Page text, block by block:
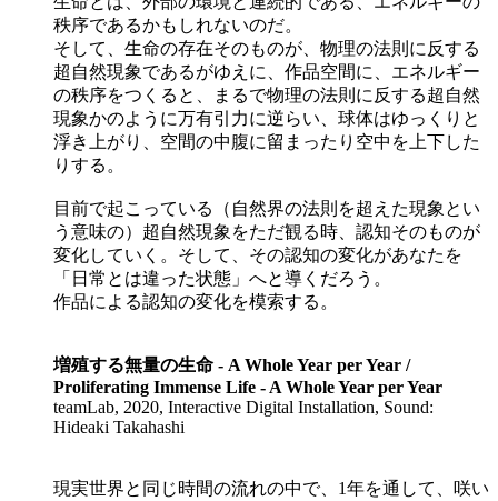
秩序であるかもしれないのだ。
そして、生命の存在そのものが、物理の法則に反する
超自然現象であるがゆえに、作品空間に、エネルギー
の秩序をつくると、まるで物理の法則に反する超自然
現象かのように万有引力に逆らい、球体はゆっくりと
浮き上がり、空間の中腹に留まったり空中を上下した
りする。
目前で起こっている（自然界の法則を超えた現象とい
う意味の）超自然現象をただ観る時、認知そのものが
変化していく。そして、その認知の変化があなたを
「日常とは違った状態」へと導くだろう。
作品による認知の変化を模索する。
増殖する無量の生命 - A Whole Year per Year /
Proliferating Immense Life - A Whole Year per Year
teamLab, 2020, Interactive Digital Installation, Sound:
Hideaki Takahashi
現実世界と同じ時間の流れの中で、1年を通して、咲い